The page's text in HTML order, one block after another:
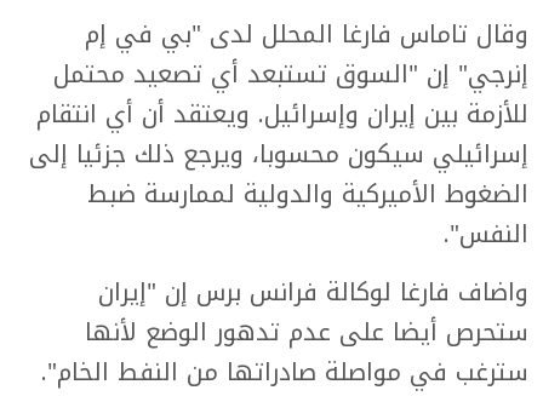
وقال تاماس فارغا المحلل لدى "بي في إم
إنرجي" إن "السوق تستبعد أي تصعيد محتمل
للأزمة بين إيران وإسرائيل. ويعتقد أن أي انتقام
إسرائيلي سيكون محسوبا، ويرجع ذلك جزئيا إلى
الضغوط الأميركية والدولية لممارسة ضبط
النفس".
واضاف فارغا لوكالة فرانس برس إن "إيران
ستحرص أيضا على عدم تدهور الوضع لأنها
سترغب في مواصلة صادراتها من النفط الخام".